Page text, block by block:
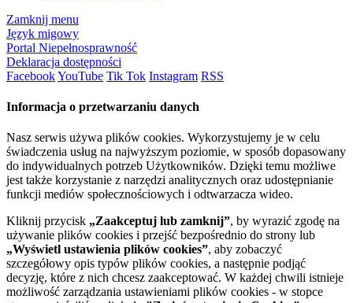
Zamknij menu
Język migowy
Portal Niepełnosprawność
Deklaracja dostępności
FacebookYouTube Tik Tok Instagram RSS
Informacja o przetwarzaniu danych
Nasz serwis używa plików cookies. Wykorzystujemy je w celu
świadczenia usług na najwyższym poziomie, w sposób dopasowany
do indywidualnych potrzeb Użytkowników. Dzięki temu możliwe
jest także korzystanie z narzędzi analitycznych oraz udostępnianie
funkcji mediów społecznościowych i odtwarzacza wideo.
Kliknij przycisk „Zaakceptuj lub zamknij”, by wyrazić zgodę na
używanie plików cookies i przejść bezpośrednio do strony lub
„Wyświetl ustawienia plików cookies”, aby zobaczyć
szczegółowy opis typów plików cookies, a następnie podjąć
decyzję, które z nich chcesz zaakceptować. W każdej chwili istnieje
możliwość zarządzania ustawieniami plików cookies - w stopce